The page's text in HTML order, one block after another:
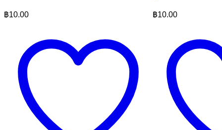
฿10.00 ฿10.00